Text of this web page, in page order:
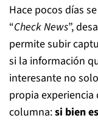
Hace pocos días
“Check News”,
permite subir
si la información
interesante no
propia experiencia
columna:si bien